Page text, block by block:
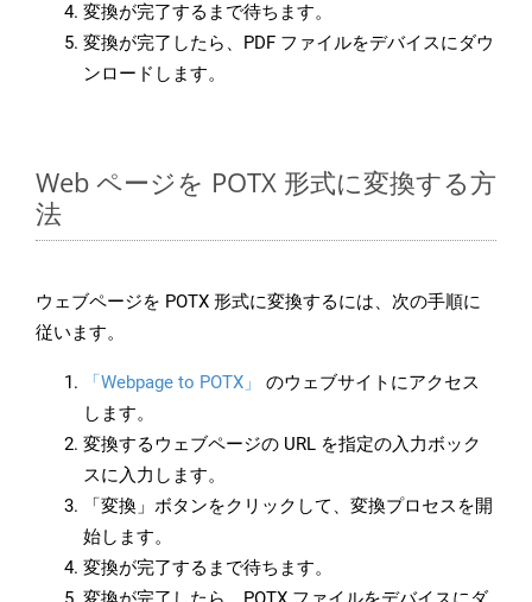
変換が完了するまで待ちます。
変換が完了したら、PDF ファイルをデバイスにダウ
ンロードします。
Web ページを POTX 形式に変換する方
法
ウェブページを POTX 形式に変換するには、次の手順に
従います。
「Webpage to POTX」
のウェブサイトにアクセス
します。
変換するウェブページの URL を指定の入力ボック
スに入力します。
「変換」ボタンをクリックして、変換プロセスを開
始します。
変換が完了するまで待ちます。